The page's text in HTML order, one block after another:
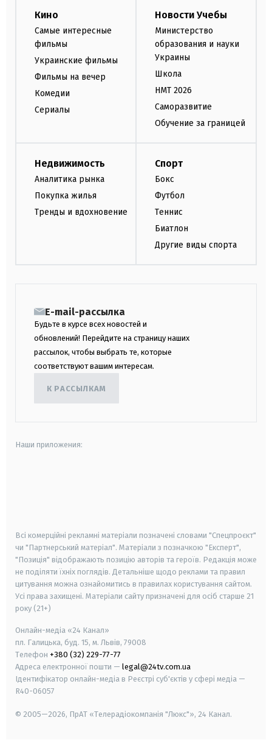
Кино
Самые интересные
фильмы
Украинские фильмы
Фильмы на вечер
Комедии
Сериалы
Новости Учебы
Министерство
образования и науки
Украины
Школа
НМТ 2026
Саморазвитие
Обучение за границей
Недвижимость
Аналитика рынка
Покупка жилья
Тренды и вдохновение
Спорт
Бокс
Футбол
Теннис
Биатлон
Другие виды спорта
E-mail-рассылка
Будьте в курсе всех новостей и
обновлений! Перейдите на страницу наших
рассылок, чтобы выбрать те, которые
соответствуют вашим интересам.
К РАССЫЛКАМ
Наши приложения:
Всі комерційні рекламні матеріали позначені словами "Спецпроєкт"
чи "Партнерський матеріал". Матеріали з позначкою "Експерт",
"Позиція" відображають позицію авторів та героїв. Редакція може
не поділяти їхніх поглядів. Детальніше щодо реклами та правил
цитування можна ознайомитись в правилах користування сайтом.
Усі права захищені. Матеріали сайту призначені для осіб старше 21
року (21+)
Онлайн-медіа «24 Канал»
пл. Галицька, буд. 15, м. Львів, 79008
Телефон +380 (32) 229-77-77
Адреса електронної пошти — legal@24tv.com.ua
Ідентифікатор онлайн-медіа в Реєстрі суб'єктів у сфері медіа —
R40-06057
© 2005—2026, ПрАТ «Телерадіокомпанія "Люкс"», 24 Канал.